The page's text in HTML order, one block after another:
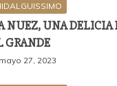
NUEZ, UNA DELICIA
GRANDE
mayo 27, 2023